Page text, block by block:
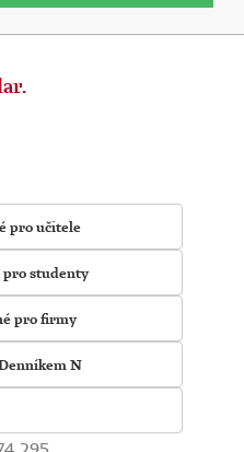
pro učitele
studenty
pro firmy
N